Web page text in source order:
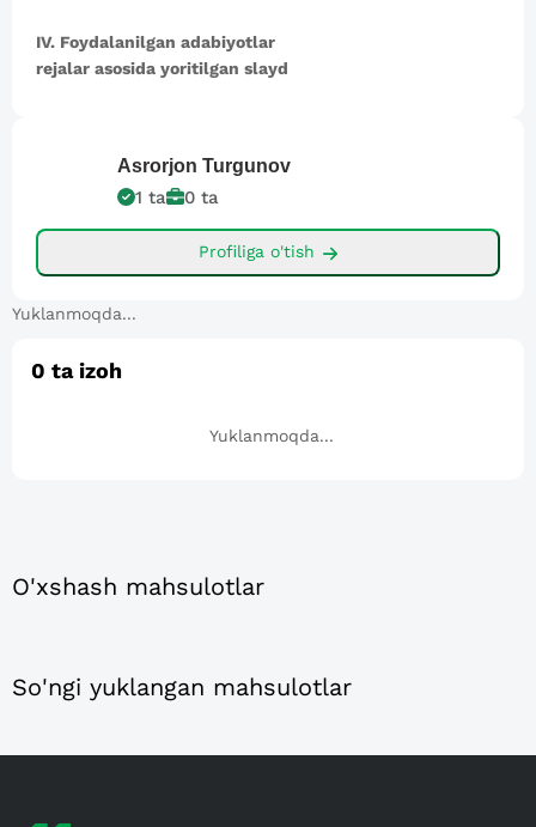
IV. Foydalanilgan adabiyotlar
rejalar asosida yoritilgan slayd
Asrorjon Turgunov
1 ta 0 ta
Profiliga o'tish
Yuklanmoqda...
0 ta izoh
Yuklanmoqda...
O'xshash mahsulotlar
So'ngi yuklangan mahsulotlar